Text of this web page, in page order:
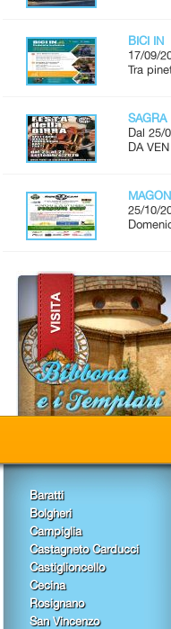
BICI IN
17/09/
Tra
SAGRA
Dal 25/
DA
25/10/
Baratti
Bolgheri
Campiglia
Castagneto Carducci
Castiglioncello
Cecina
Rosignano
San Vincenzo